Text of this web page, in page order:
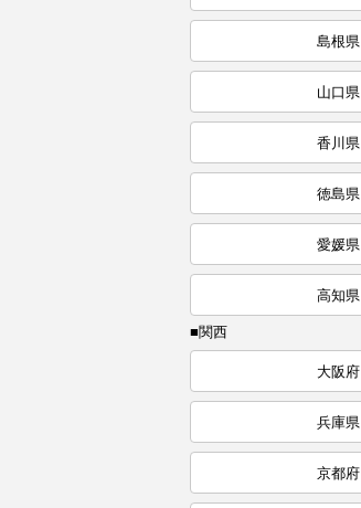
島根県
山口県
香川県
徳島県
愛媛県
高知県
■関西
大阪府
兵庫県
京都府